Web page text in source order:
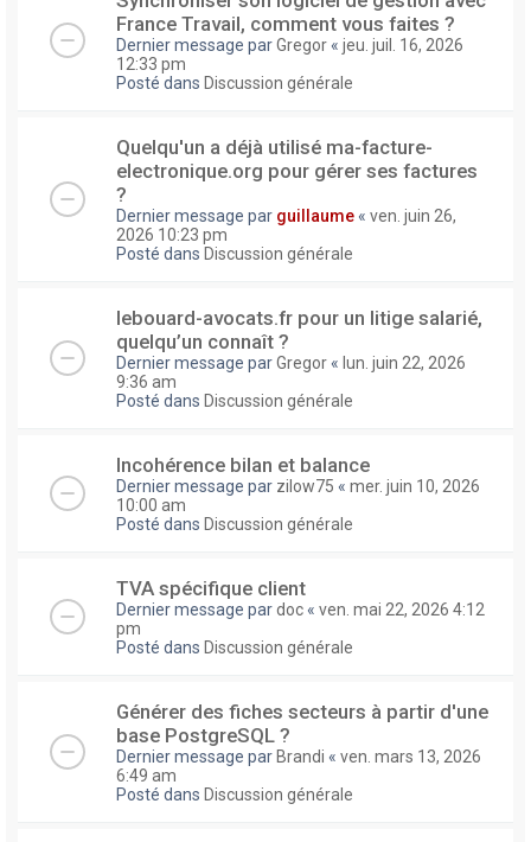
France Travail, comment vous faites ?
Dernier message parGregor « jeu. juil. 16, 2026
12:33 pm
Posté dans Discussion générale
Quelqu'un a déjà utilisé ma-facture-
electronique.org pour gérer ses factures
?
Dernier message par guillaume « ven. juin 26,
2026 10:23 pm
Posté dans Discussion générale
lebouard-avocats.fr pour un litige salarié,
quelqu’un connaît ?
Dernier message parGregor « lun. juin 22, 2026
9:36 am
Posté dans Discussion générale
Incohérence bilan et balance
Dernier message par zilow75 « mer. juin 10, 2026
10:00 am
Posté dans Discussion générale
TVA spécifique client
Dernier message pardoc « ven. mai 22, 2026 4:12
pm
Posté dans Discussion générale
Générer des fiches secteurs à partir d'une
base PostgreSQL ?
Dernier message par Brandi « ven. mars 13, 2026
6:49 am
Posté dans Discussion générale